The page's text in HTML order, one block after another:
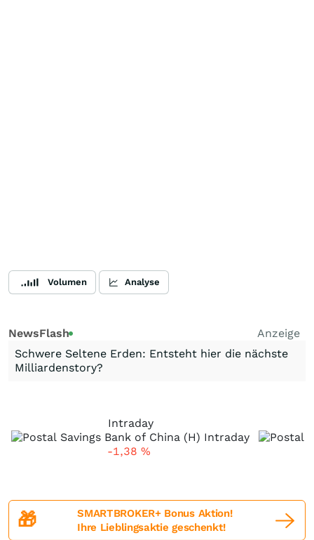
Volumen Analyse
NewsFlash
Anzeige
Schwere Seltene Erden: Entsteht hier die nächste
Milliardenstory?
Intraday
-1,38 %
🎁
SMARTBROKER+ Bonus Aktion!
Ihre Lieblingsaktie geschenkt!